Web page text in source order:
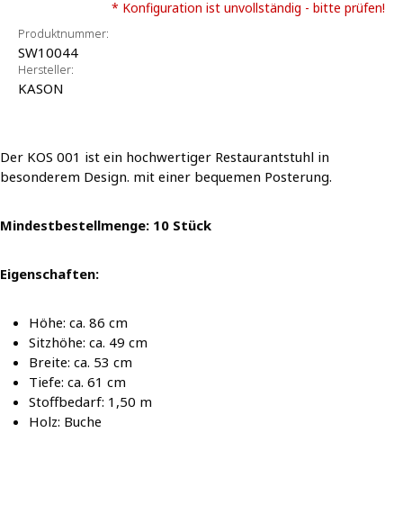
* Konfiguration ist unvollständig - bitte prüfen!
Produktnummer:
SW10044
Hersteller:
KASON
Der KOS 001 ist ein hochwertiger Restaurantstuhl in
besonderem Design. mit einer bequemen Posterung.
Mindestbestellmenge: 10 Stück
Eigenschaften:
Höhe: ca. 86 cm
Sitzhöhe: ca. 49 cm
Breite: ca. 53 cm
Tiefe: ca. 61 cm
Stoffbedarf: 1,50 m
Holz: Buche